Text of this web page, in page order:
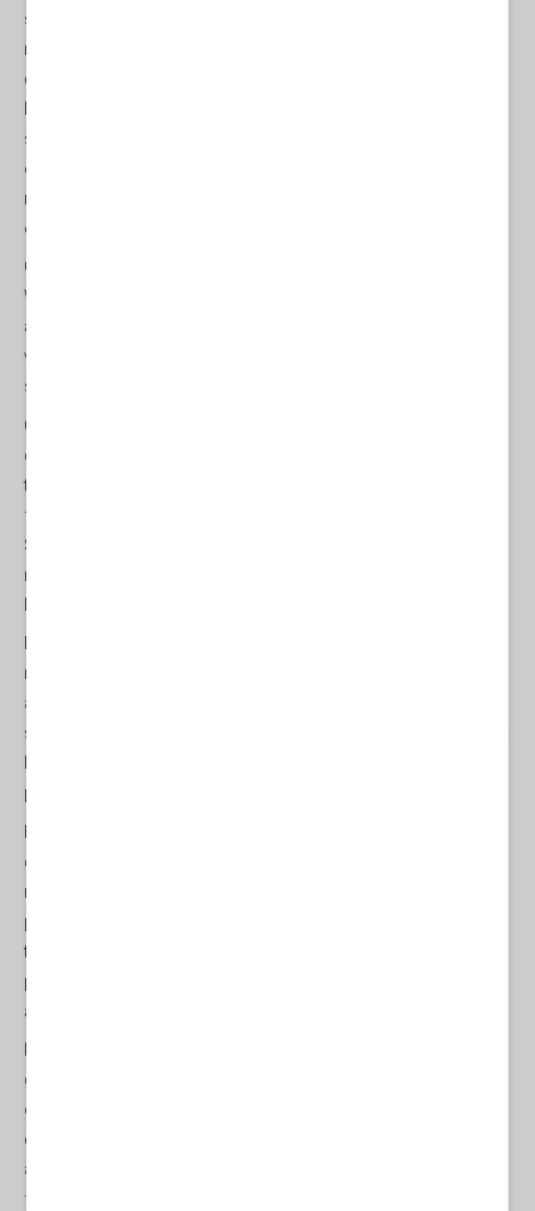
sull'aggressione a Gaza e ha affermato, come da routine del
regime di Biden, che lo Stato sionista “ha il diritto di difendersi”
quando, in quanto potenza occupante, non ha tale diritto.
sentito mille volte, “non provocato”. La sua promessa - “mi
opporrò a Putin, proteggerò i nostri alleati e ci terrò al sicuro” -
non è variata di una sillaba rispetto a quella di Biden ed è,
ovviamente, altrettanto vuota.
Come ha detto Andrew Cockburn, stimato commentatore di
Washington, in un articolo analitico dopo il dibattito, “Harris è
andata alla guerra fredda”. Ha perfino invocato Stalin per far
valere un punto, anche se non si capisce quale possa essere
stato.
Quando la Harris è chiamata a dire qualcosa, si capisce perché
coloro che l’hanno buttata nella mischia mantengano questo
tipo di esposizione al minimo: Un'amministrazione Harris non
farà altro che ereditare, del tutto intatto, il regime politico che lo
Stato di sicurezza nazionale - lo Stato profondo, se preferite –
mette in atto molti anni prima del periodo di Biden alla Casa
novembre, dobbiamo chiederci perché così tanti elettori
americani siano soddisfatti di una simile figura - perché, cioè,
soccombano al dominio della felicità forzata che lei rappresenta.
passo indietro, concludo come segue.
comune elettore che vive nelle Grandi Pianure, è pronto per il
mondo come lo abbiamo oggi. Nessun americano è stato
preparato a vivere il declino e la caduta finale di un imperium che,
fin dal suo inizio dopo le vittorie del 1945, avrebbe dovuto durare
più o meno in eterno. E con questa disintegrazione sta crollando
anche la coscienza.
guardare in faccia queste realtà del XXI secolo. Kamala Harris
offre una via di fuga, una fuga nella risata, una risata grottesca e
divertente, e un'illusione condivisa collettivamente che ci sia
ancora un po' di tempo durante il quale si può fingere di essere
felici.